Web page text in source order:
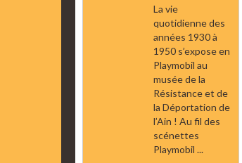
La vie
quotidienne des
années 1930 à
1950 s’expose en
Playmobil au
musée de la
Résistance et de
la Déportation de
l’Ain ! Au fil des
scénettes
Playmobil ...